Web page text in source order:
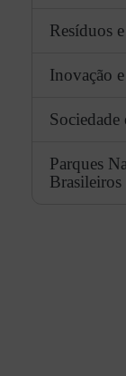
Resíduos
Inovação
Parques
Brasileiros